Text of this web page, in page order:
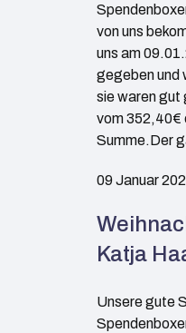
von uns
uns am
gegeben und
sie waren gut
vom 352,40€
Summe.Der
09 Januar
Katja
Unsere gute